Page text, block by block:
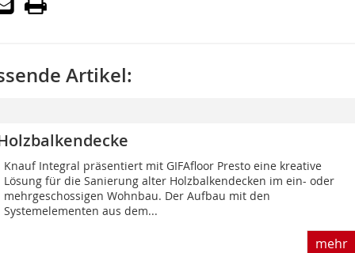
Artikel:
Knauf Integral präsentiert mit GIFAfloor Presto eine kreative
Lösung für die Sanierung alter Holzbalkendecken im ein- oder
mehrgeschossigen Wohnbau. Der Aufbau mit den
Systemelementen aus dem...
mehr